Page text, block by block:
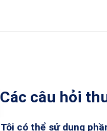
Các câu hỏi
Tôi có thể sử dụng